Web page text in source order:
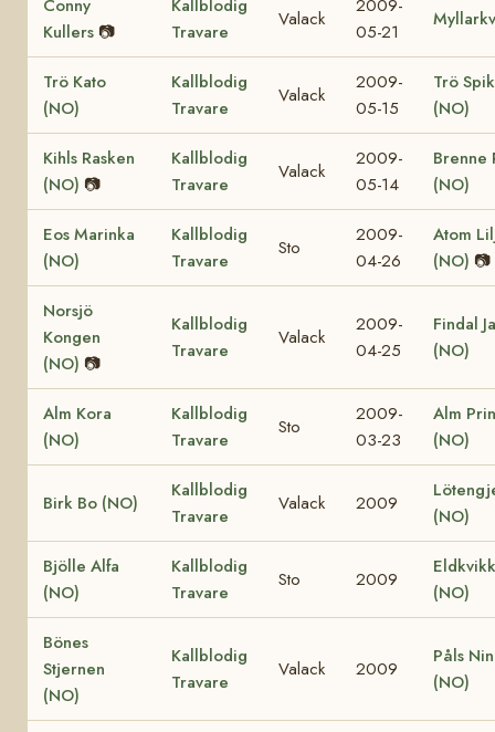
Conny
Kullers 📷
Kallblodig
Travare
Valack
2009-
05-21
Trö Kato
(NO)
Kallblodig
Travare
Valack
2009-
05-15
Trö
(NO)
Kihls Rasken
(NO) 📷
Kallblodig
Travare
Valack
2009-
05-14
Brenne
(NO)
Eos Marinka
(NO)
Kallblodig
Travare
Sto
2009-
04-26
Atom
(NO) 📷
Norsjö
Kongen
(NO) 📷
Kallblodig
Travare
Valack
2009-
04-25
Findal
(NO)
Alm Kora
(NO)
Kallblodig
Travare
Sto
2009-
03-23
Alm
(NO)
Birk Bo (NO)
Kallblodig
Travare
Valack 2009
(NO)
Bjölle Alfa
(NO)
Kallblodig
Travare
Sto 2009
(NO)
Bönes
Stjernen
(NO)
Kallblodig
Travare
Valack 2009
Påls
(NO)